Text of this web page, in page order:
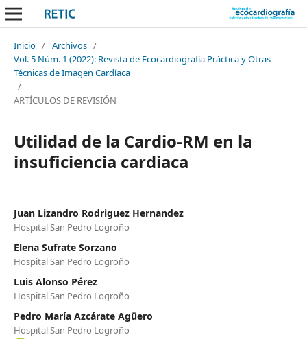
Inicio / Archivos /
Vol. 5 Núm. 1 (2022): Revista de Ecocardiografía Práctica y Otras
Técnicas de Imagen Cardíaca
/
ARTÍCULOS DE REVISIÓN
Utilidad de la Cardio-RM en la
insuficiencia cardiaca
Juan Lizandro Rodriguez Hernandez
Hospital San Pedro Logroño
Elena Sufrate Sorzano
Hospital San Pedro Logroño
Luis Alonso Pérez
Hospital San Pedro Logroño
Pedro María Azcárate Agüero
Hospital San Pedro Logroño